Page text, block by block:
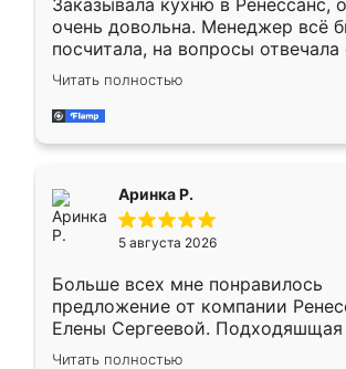
Заказывала кухню в Ренессанс,
очень довольна. Менеджер всё
посчитала, на вопросы отвечала
Замерщик приехал в субботу,
делу со всей ответственностью.
за день, ребята работали
Читать полностью
Аринка Р.
5 августа 2026
Больше всех мне понравилось
предложение от компании
Елены Сергеевой. Подходяшщая
короткие сроки изготовления.
Читать полностью